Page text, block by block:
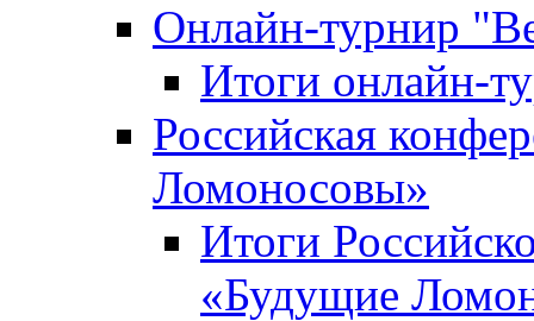
Онлайн-турнир
Итоги онлайн-
Российская
Ломоносовы»
Итоги
«Будущие